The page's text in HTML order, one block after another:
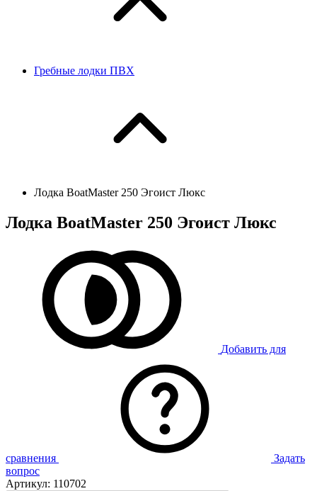
Гребные лодки ПВХ
Лодка BoatMaster 250 Эгоист Люкс
Лодка BoatMaster 250 Эгоист Люкс
Добавить для
сравнения
Задать
вопрос
Артикул: 110702